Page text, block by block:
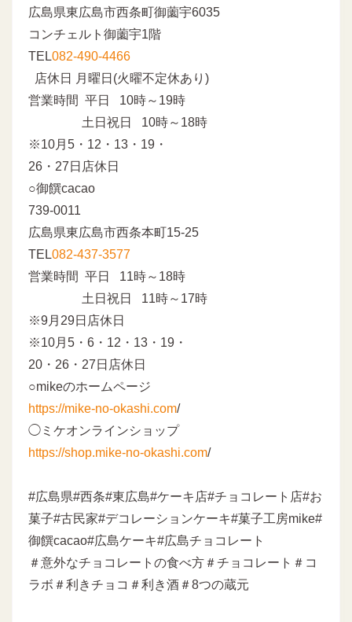
広島県東広島市西条町御薗宇6035
コンチェルト御薗宇1階
TEL082-490-4466
店休日 月曜日(火曜不定休あり)
営業時間 平日 10時～19時
土日祝日 10時～18時
※10月5・12・13・19・
26・27日店休日
○御饌cacao
739-0011
広島県東広島市西条本町15-25
TEL082-437-3577
営業時間 平日 11時～18時
土日祝日 11時～17時
※9月29日店休日
※10月5・6・12・13・19・
20・26・27日店休日
○mikeのホームページ
https://mike-no-okashi.com/
◯ミケオンラインショップ
https://shop.mike-no-okashi.com/
#広島県#西条#東広島#ケーキ店#チョコレート店#お
菓子#古民家#デコレーションケーキ#菓子工房mike#
御饌cacao#広島ケーキ#広島チョコレート
＃意外なチョコレートの食べ方＃チョコレート＃コ
ラボ＃利きチョコ＃利き酒＃8つの蔵元